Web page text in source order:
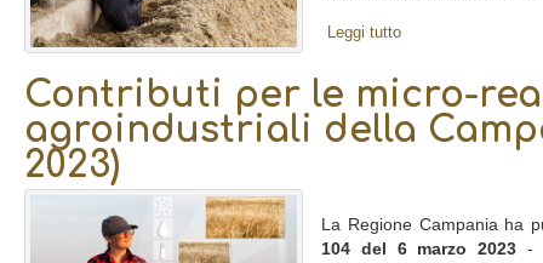
Leggi tutto
Contributi per le micro-
agroindustriali della
2023)
La Regione Campania ha
104 del 6 marzo 2023-